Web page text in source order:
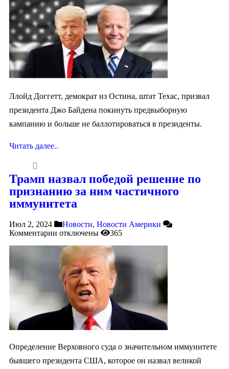
Ллойд Доггетт, демократ из Остина, штат Техас, призвал
президента Джо Байдена покинуть предвыборную
кампанию и больше не баллотироваться в президенты.
Читать далее..
Трамп назвал победой решение по
признанию за ним частичного
иммунитета
Июл 2, 2024 Новости, Новости Америки
Комментарии отключены 365
Определение Верховного суда о значительном иммунитете
бывшего президента США, которое он назвал великой